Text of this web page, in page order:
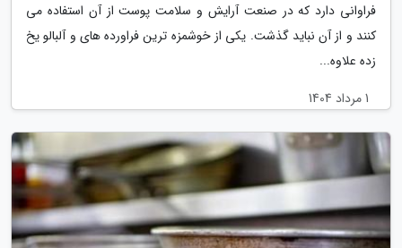
فراوانی دارد که در صنعت آرایش و سلامت پوست از آن استفاده می
کنند و از آن نباید گذشت. یکی از خوشمزه ترین فراورده های و آلبالو یخ
زده علاوه...
1 مرداد 1404